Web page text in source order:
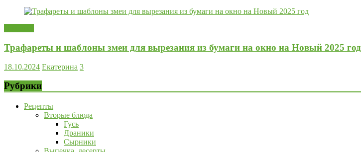
Трафареты и шаблоны змеи для вырезания из бумаги на окно на Новый 2025 год
18.10.2024 Екатерина 3
Рубрики
Рецепты
Вторые блюда
Гусь
Драники
Сырники